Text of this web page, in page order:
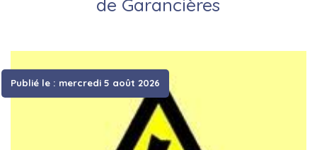
Publié le : mercredi 5 août 2026